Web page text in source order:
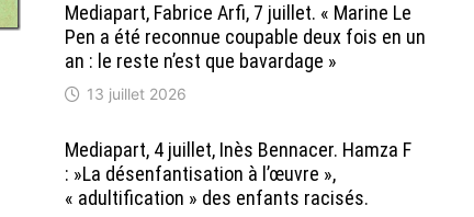
Mediapart, Fabrice Arfi, 7 juillet. « Marine Le
Pen a été reconnue coupable deux fois en un
an : le reste n’est que bavardage »
13 juillet 2026
Mediapart, 4 juillet, Inès Bennacer. Hamza F
: »La désenfantisation à l’œuvre »,
« adultification » des enfants racisés.